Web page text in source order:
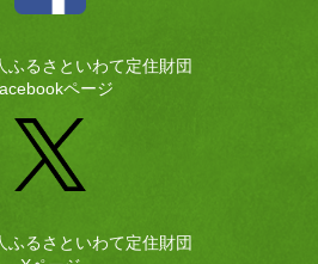
ふるさといわて定住財団
ページ
ふるさといわて定住財団